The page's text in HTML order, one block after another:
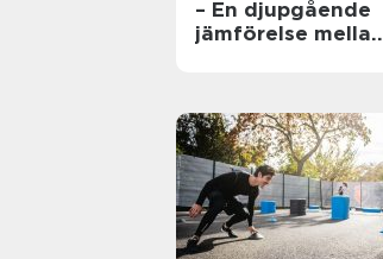
– En djupgående
jämförelse mellan